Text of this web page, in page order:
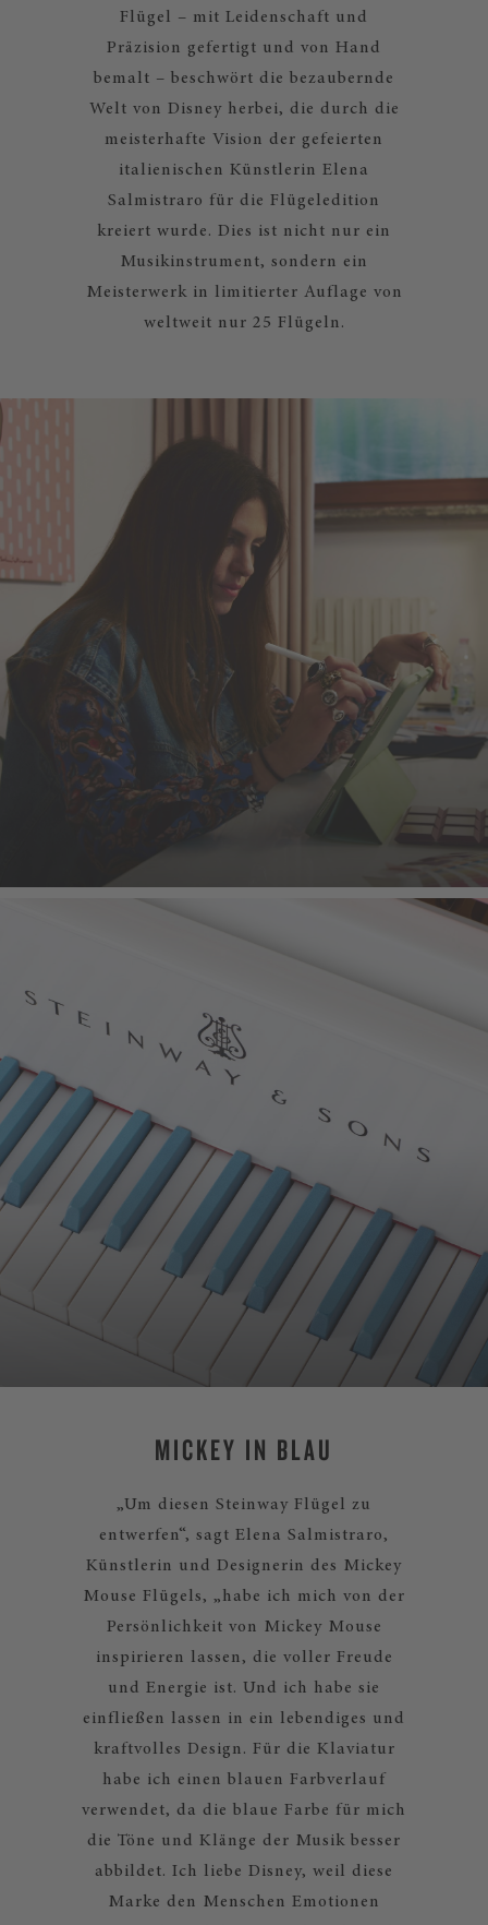
Flügel – mit Leidenschaft und
Präzision gefertigt und von Hand
bemalt – beschwört die bezaubernde
Welt von Disney herbei, die durch die
meisterhafte Vision der gefeierten
italienischen Künstlerin Elena
Salmistraro für die Flügeledition
kreiert wurde. Dies ist nicht nur ein
Musikinstrument, sondern ein
Meisterwerk in limitierter Auflage von
weltweit nur 25 Flügeln.
MICKEY IN BLAU
„Um diesen Steinway Flügel zu
entwerfen“, sagt Elena Salmistraro,
Künstlerin und Designerin des Mickey
Mouse Flügels, „habe ich mich von der
Persönlichkeit von Mickey Mouse
inspirieren lassen, die voller Freude
und Energie ist. Und ich habe sie
einfließen lassen in ein lebendiges und
kraftvolles Design. Für die Klaviatur
habe ich einen blauen Farbverlauf
verwendet, da die blaue Farbe für mich
die Töne und Klänge der Musik besser
abbildet. Ich liebe Disney, weil diese
Marke den Menschen Emotionen